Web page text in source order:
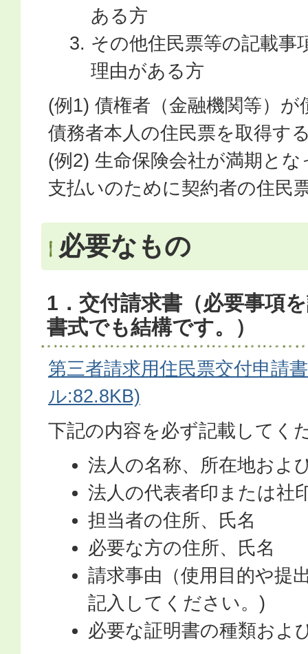
ある方
その他住民票等の記載事
理由がある方
(例1) 債権者（金融機関等）
債務者本人の住民票を取得す
(例2) 生命保険会社が満期と
支払いのために契約者の住民
必要なもの
1．交付請求書（必要事項
書式でも結構です。）
第三者請求用住民票交付申請
ル:82.8KB)
下記の内容を必ず記載してく
法人の名称、所在地およ
法人の代表者印または社
担当者の住所、氏名
必要な方の住所、氏名
請求事由（使用目的や提
記入してください。)
必要な証明書の種類およ